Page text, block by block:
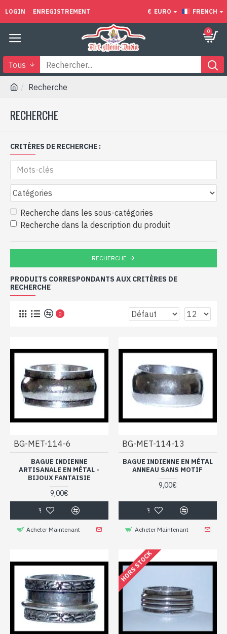
LOGIN ENREGISTREMENT € EURO FRENCH
0
Tous
Recherche
RECHERCHE
CRITÈRES DE RECHERCHE :
Recherche dans les sous-catégories
Recherche dans la description du produit
RECHERCHE
PRODUITS CORRESPONDANTS AUX CRITÈRES DE
RECHERCHE
0
BG-MET-114-6
BAGUE INDIENNE
ARTISANALE EN MÉTAL -
BIJOUX FANTAISIE
9,00€
Acheter Maintenant
BG-MET-114-13
BAGUE INDIENNE EN MÉTAL
ANNEAU SANS MOTIF
9,00€
Acheter Maintenant
HORS STOCK